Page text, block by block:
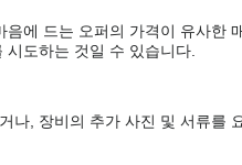
에 드는 오퍼의 가격이 유사한
도하는 것일 수 있습니다.
나, 장비의 추가 사진 및 서류를